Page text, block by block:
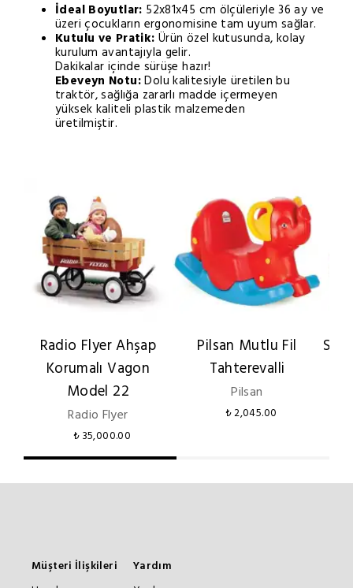
İdeal Boyutlar: 52x81x45 cm ölçüleriyle 36 ay ve
üzeri çocukların ergonomisine tam uyum sağlar.
Kutulu ve Pratik: Ürün özel kutusunda, kolay
kurulum avantajıyla gelir.
Dakikalar içinde sürüşe hazır!
Ebeveyn Notu:Dolu kalitesiyle üretilen bu
traktör, sağlığa zararlı madde içermeyen
yüksek kaliteli plastik malzemeden
üretilmiştir.
Radio Flyer Ahşap
Korumalı Vagon
Model 22
Radio Flyer
₺ 35,000.00
Pilsan Mutlu Fil
Tahterevalli
Pilsan
₺ 2,045.00
Müşteri İlişkileri
Yardım